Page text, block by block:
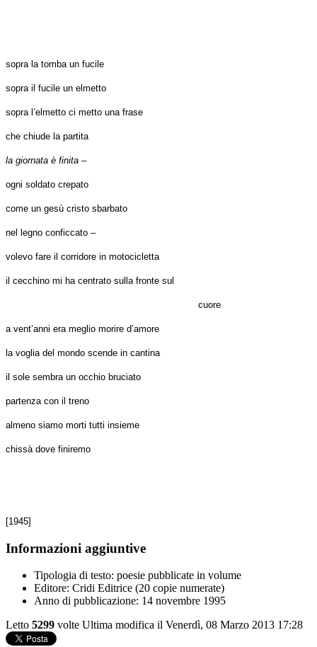
sopra la tomba un fucile
sopra il fucile un elmetto
sopra l’elmetto ci metto una frase
che chiude la partita
la giornata è finita –
ogni soldato crepato
come un gesù cristo sbarbato
nel legno conficcato –
volevo fare il corridore in motocicletta
il cecchino mi ha centrato sulla fronte sul
cuore
a vent’anni era meglio morire d’amore
la voglia del mondo scende in cantina
il sole sembra un occhio bruciato
partenza con il treno
almeno siamo morti tutti insieme
chissà dove finiremo
[1945]
Informazioni aggiuntive
Tipologia di testo: poesie pubblicate in volume
Editore: Cridi Editrice (20 copie numerate)
Anno di pubblicazione: 14 novembre 1995
Letto 5299 volte Ultima modifica il Venerdì, 08 Marzo 2013 17:28